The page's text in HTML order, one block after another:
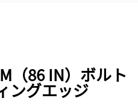
（86 IN）ボルト
ングエッジ